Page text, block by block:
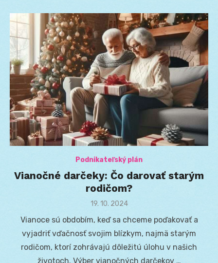
Podnikateľský plán
Vianočné darčeky: Čo darovať starým
rodičom?
Posted
19. 10. 2024
Vianoce sú obdobím, keď sa chceme poďakovať a
vyjadriť vďačnosť svojim blízkym, najmä starým
rodičom, ktorí zohrávajú dôležitú úlohu v našich
životoch. Výber vianočných darčekov …